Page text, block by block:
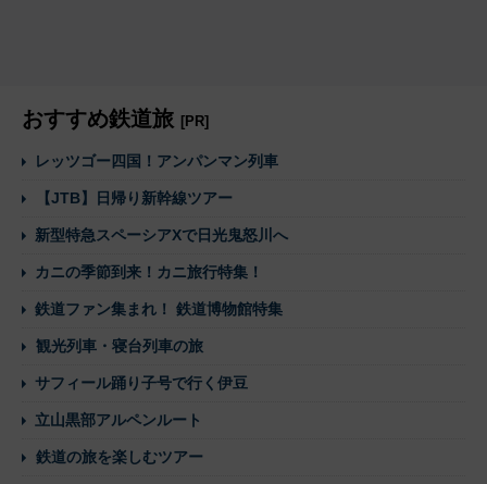
おすすめ鉄道旅 [PR]
レッツゴー四国！アンパンマン列車
【JTB】日帰り新幹線ツアー
新型特急スペーシアXで日光鬼怒川へ
カニの季節到来！カニ旅行特集！
鉄道ファン集まれ！ 鉄道博物館特集
観光列車・寝台列車の旅
サフィール踊り子号で行く伊豆
立山黒部アルペンルート
鉄道の旅を楽しむツアー